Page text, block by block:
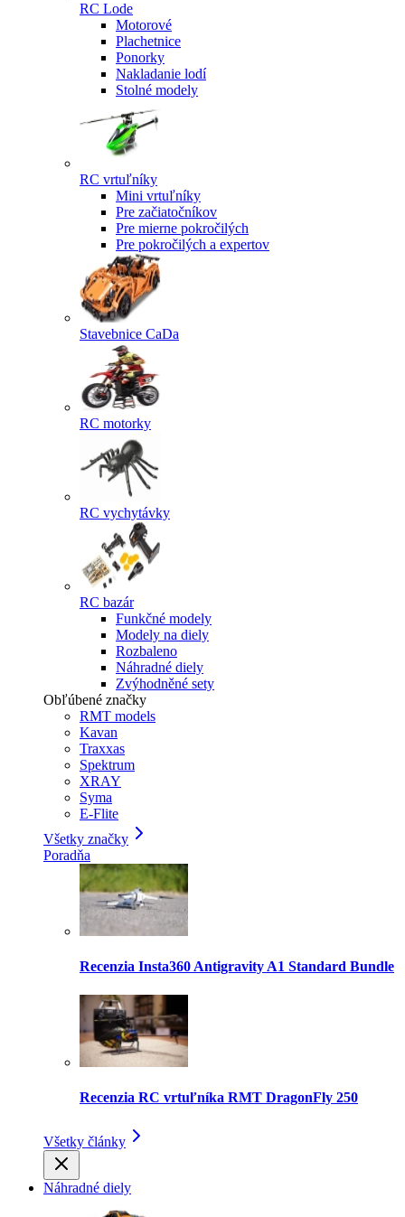
RC Lode
Motorové
Plachetnice
Ponorky
Nakladanie lodí
Stolné modely
RC vrtuľníky
Mini vrtuľníky
Pre začiatočníkov
Pre mierne pokročilých
Pre pokročilých a expertov
Stavebnice CaDa
RC motorky
RC vychytávky
RC bazár
Funkčné modely
Modely na diely
Rozbaleno
Náhradné diely
Zvýhodněné sety
Obľúbené značky
RMT models
Kavan
Traxxas
Spektrum
XRAY
Syma
E-Flite
Všetky značky
Poradňa
Recenzia Insta360 Antigravity A1 Standard Bundle
Recenzia RC vrtuľníka RMT DragonFly 250
Všetky články
Náhradné diely